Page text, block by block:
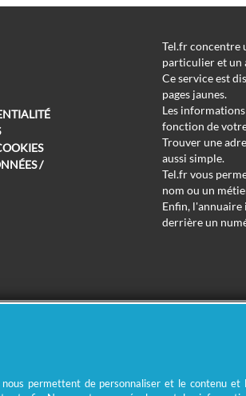
/
Tel.fr concentre
particulier et un
Ce service est
pages jaunes.
Les
fonction de
Trouver une
aussi simple.
Tel.fr vous
nom ou un
Enfin,
derrière un
permettent de personnaliser et le contenu et